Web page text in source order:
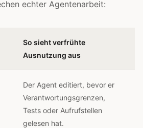
echter Agentenarbeit:
So sieht verfrühte
Ausnutzung aus
Der Agent editiert, bevor er
Verantwortungsgrenzen,
Tests oder Aufrufstellen
gelesen hat.